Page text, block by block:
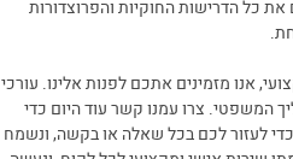
את כל הדרישות החוקיות והפרוצדורות
.
אנו מזמינים אתכם לפנות אלינו. עורכי
המשפטי. צרו עמנו קשר עוד היום כדי
לעזור לכם בכל שאלה או בקשה, ונשמח